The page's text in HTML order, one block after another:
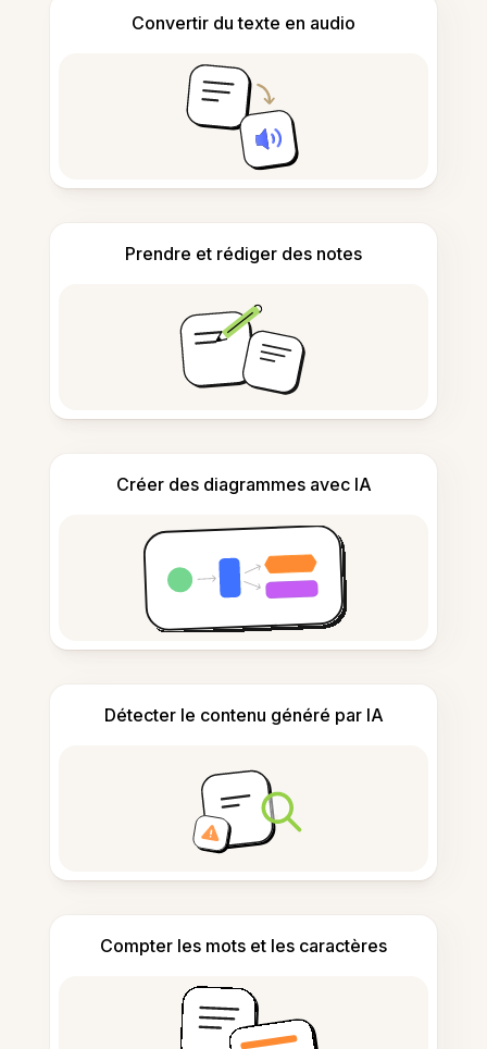
Convertir du texte en audio
Prendre et rédiger des notes
Créer des diagrammes avec IA
Détecter le contenu généré par IA
Compter les mots et les caractères